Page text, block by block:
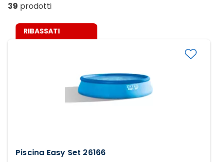
39 prodotti
Piscina Easy Set 26166
RIBASSATI